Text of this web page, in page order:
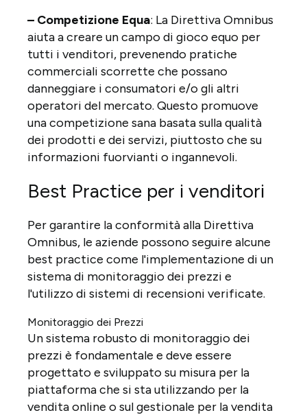
– Competizione Equa: La Direttiva Omnibus
aiuta a creare un campo di gioco equo per
tutti i venditori, prevenendo pratiche
commerciali scorrette che possano
danneggiare i consumatori e/o gli altri
operatori del mercato. Questo promuove
una competizione sana basata sulla qualità
dei prodotti e dei servizi, piuttosto che su
informazioni fuorvianti o ingannevoli.
Best Practice per i venditori
Per garantire la conformità alla Direttiva
Omnibus, le aziende possono seguire alcune
best practice come l'implementazione di un
sistema di monitoraggio dei prezzi e
l'utilizzo di sistemi di recensioni verificate.
Monitoraggio dei Prezzi
Un sistema robusto di monitoraggio dei
prezzi è fondamentale e deve essere
progettato e sviluppato su misura per la
piattaforma che si sta utilizzando per la
vendita online o sul gestionale per la vendita